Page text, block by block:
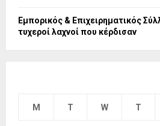
Εμπορικός & Επιχειρηματικός
τυχεροί λαχνοί που κέρδισαν
M T W T